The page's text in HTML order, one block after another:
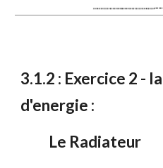
3.1.2 : Exercice 2 -
d'energie :
Le Radiateur